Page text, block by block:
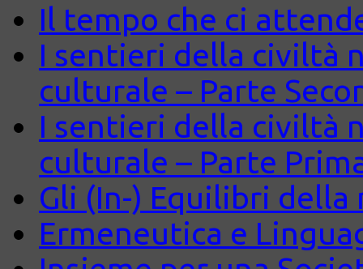
Il tempo che ci
I sentieri della civiltà
culturale – Parte
I sentieri della civiltà
culturale – Parte
Gli (In-) Equilibri della
Ermeneutica e